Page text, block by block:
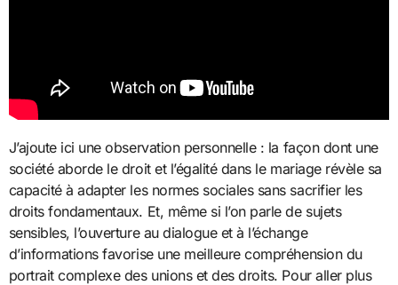
J’ajoute ici une observation personnelle : la façon dont une
société aborde le droit et l’égalité dans le mariage révèle sa
capacité à adapter les normes sociales sans sacrifier les
droits fondamentaux. Et, même si l’on parle de sujets
sensibles, l’ouverture au dialogue et à l’échange
d’informations favorise une meilleure compréhension du
portrait complexe des unions et des droits. Pour aller plus